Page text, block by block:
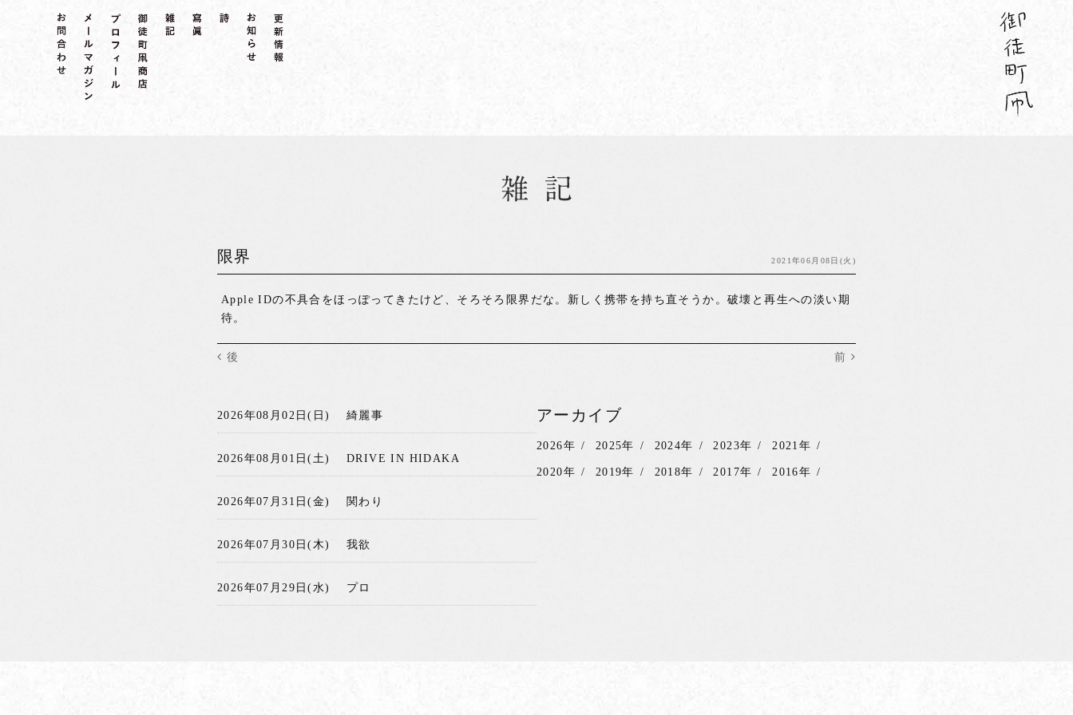
限界 2021年06月08日(火)
Apple IDの不具合をほっぽってきたけど、そろそろ限界だな。新しく携帯を持ち直そうか。破壊と再生への淡い期
待。
後 前
2026年08月02日(日) 綺麗事
2026年08月01日(土) DRIVE IN HIDAKA
2026年07月31日(金) 関わり
2026年07月30日(木) 我欲
2026年07月29日(水) プロ
アーカイブ
2026年 2025年 2024年 2023年 2021年
2020年 2019年 2018年 2017年 2016年